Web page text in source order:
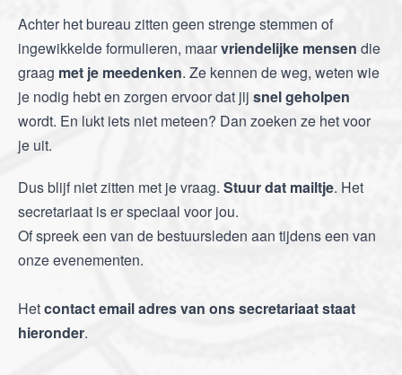
Achter het bureau zitten geen strenge stemmen of
ingewikkelde formulieren, maarvriendelijke mensen die
graag met je meedenken. Ze kennen de weg, weten wie
je nodig hebt en zorgen ervoor dat jij snel geholpen
wordt. En lukt iets niet meteen? Dan zoeken ze het voor
je uit.
Dus blijf niet zitten met je vraag. Stuur dat mailtje. Het
secretariaat is er speciaal voor jou.
Of spreek een van de bestuursleden aan tijdens een van
onze evenementen.
Hetcontact email adres van ons secretariaat staat
hieronder.